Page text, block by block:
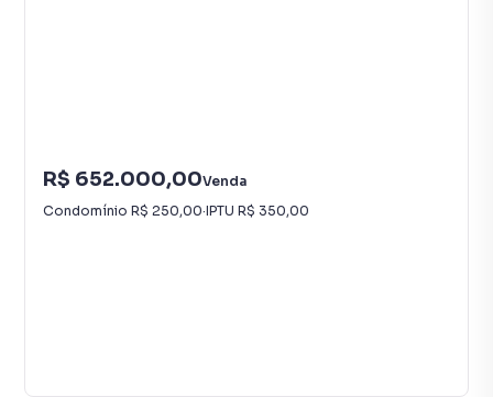
R$ 652.000,00Venda
Condomínio R$ 250,00·IPTU R$ 350,00